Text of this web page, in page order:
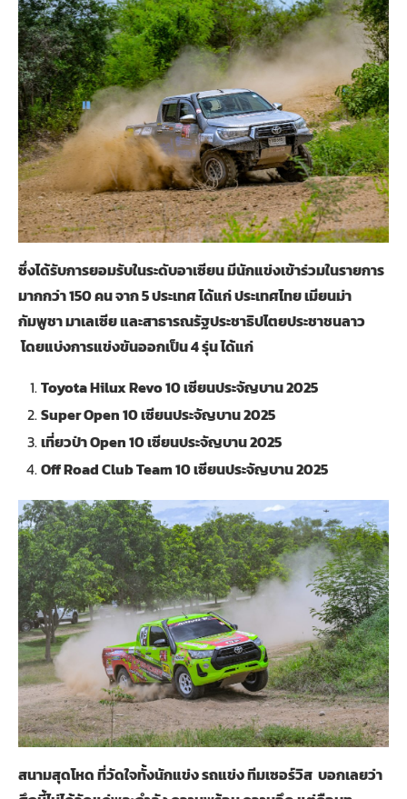
ซึ่งได้รับการยอมรับในระดับอาเซียน มีนักแข่งเข้าร่วมในรายการ
มากกว่า 150 คน จาก 5 ประเทศ ได้แก่ ประเทศไทย เมียนม่า
กัมพูชา มาเลเซีย และสาธารณรัฐประชาธิปไตยประชาชนลาว
โดยแบ่งการแข่งขันออกเป็น 4 รุ่น ได้แก่
Toyota Hilux Revo 10 เซียนประจัญบาน 2025
Super Open 10 เซียนประจัญบาน 2025
เที่ยวป่าOpen 10 เซียนประจัญบาน 2025
Off Road Club Team 10 เซียนประจัญบาน 2025
สนามสุดโหด ที่วัดใจทั้งนักแข่ง รถแข่ง ทีมเซอร์วิส บอกเลยว่า